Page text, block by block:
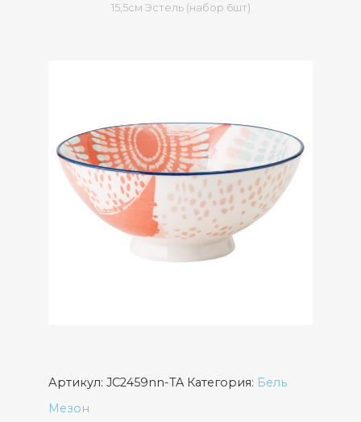
15,5см Эстель (набор 6шт)
Артикул: JC2459nn-TA Категория: Бель
Мезон